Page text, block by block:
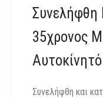
Συνελήφθη
35χρονος
Συνελήφθη και